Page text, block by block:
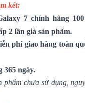
kết:
7 chính hãng
2 lần giá sản phẩm.
phí giao hàng toàn
365 ngày.
phẩm chưa sử dụng,